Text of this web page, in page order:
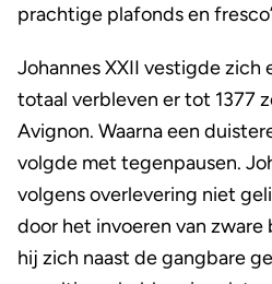
prachtige plafonds en
Johannes XXII vestigde zich
totaal verbleven er tot 1377
Avignon. Waarna een
volgde met tegenpausen.
volgens overlevering niet
door het invoeren van zware
hij zich naast de gangbare